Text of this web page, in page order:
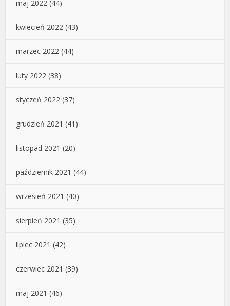
maj 2022 (44)
kwiecień 2022 (43)
marzec 2022 (44)
luty 2022 (38)
styczeń 2022 (37)
grudzień 2021 (41)
listopad 2021 (20)
październik 2021 (44)
wrzesień 2021 (40)
sierpień 2021 (35)
lipiec 2021 (42)
czerwiec 2021 (39)
maj 2021 (46)